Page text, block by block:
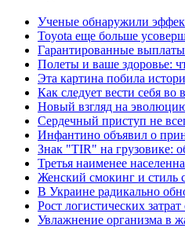
Ученые обнаружили
Toyota еще больше
Гарантированные
Полеты и ваше здоровье:
Эта картина побила
Как следует вести себя во
Новый взгляд на
Сердечный приступ не
Инфантино объявил о
Знак "TIR" на грузовике:
Третья наименее
Женский смокинг и стиль
В Украине радикально
Рост логистических
Увлажнение организма в